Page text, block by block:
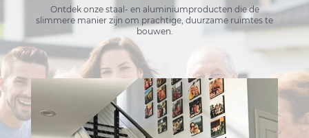
Ontdek onze staal- en aluminiumproducten die de
slimmere manier zijn om prachtige, duurzame ruimtes te
bouwen.